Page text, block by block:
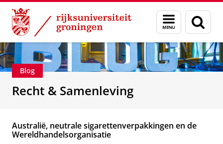
Skip
Content
Skip
Navigation
Menu
en
zoeken
Over ons Recht & Samenleving
Blog
Recht & Samenleving
Australië, neutrale sigarettenverpakkingen en de
Wereldhandelsorganisatie